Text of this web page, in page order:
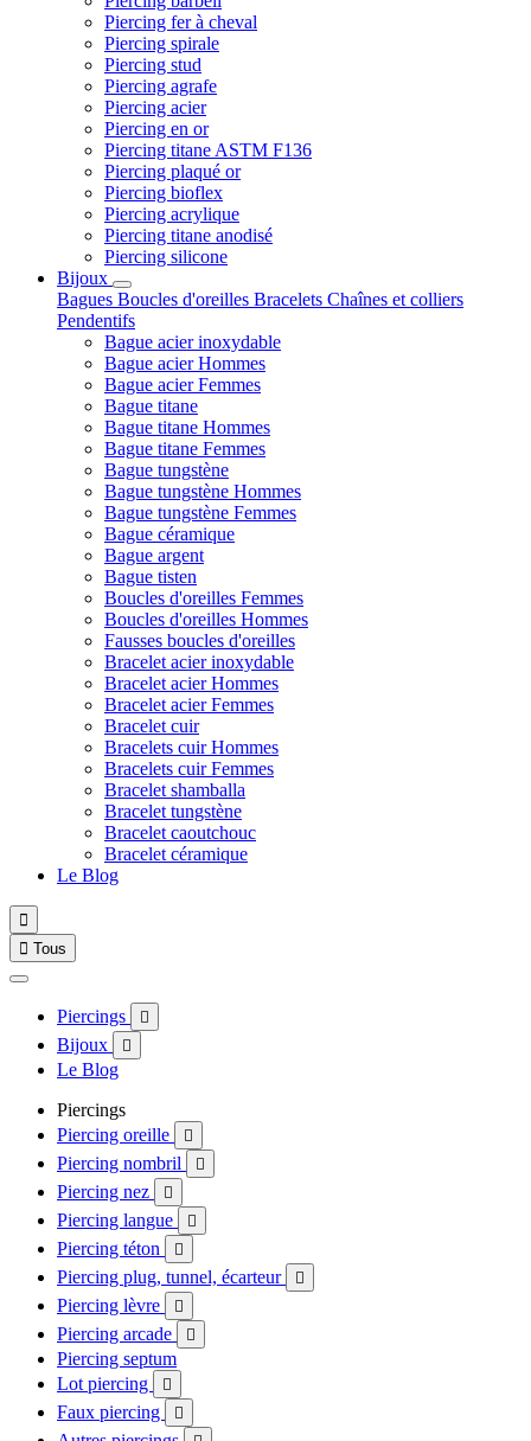
Piercing fer à cheval
Piercing spirale
Piercing stud
Piercing agrafe
Piercing acier
Piercing en or
Piercing titane ASTM F136
Piercing plaqué or
Piercing bioflex
Piercing acrylique
Piercing titane anodisé
Piercing silicone
Bijoux
Bagues Boucles d'oreilles Bracelets Chaînes et colliers
Pendentifs
Bague acier inoxydable
Bague acier Hommes
Bague acier Femmes
Bague titane
Bague titane Hommes
Bague titane Femmes
Bague tungstène
Bague tungstène Hommes
Bague tungstène Femmes
Bague céramique
Bague argent
Bague tisten
Boucles d'oreilles Femmes
Boucles d'oreilles Hommes
Fausses boucles d'oreilles
Bracelet acier inoxydable
Bracelet acier Hommes
Bracelet acier Femmes
Bracelet cuir
Bracelets cuir Hommes
Bracelets cuir Femmes
Bracelet shamballa
Bracelet tungstène
Bracelet caoutchouc
Bracelet céramique
Le Blog

 Tous
Piercings 
Bijoux 
Le Blog
Piercings
Piercing oreille

Piercing nombril 
Piercing nez 
Piercing langue 
Piercing téton 
Piercing plug, tunnel, écarteur 
Piercing lèvre 
Piercing arcade 
Piercing septum
Lot piercing

Faux piercing 